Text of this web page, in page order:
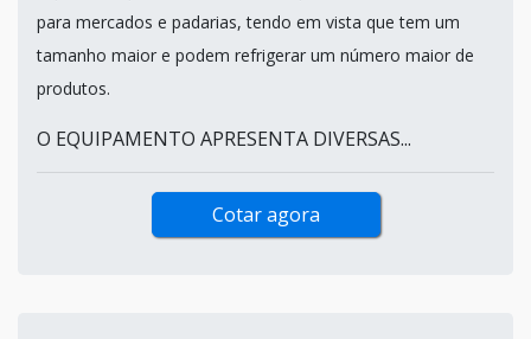
para mercados e padarias, tendo em vista que tem um
tamanho maior e podem refrigerar um número maior de
produtos.
O EQUIPAMENTO APRESENTA DIVERSAS...
Cotar agora